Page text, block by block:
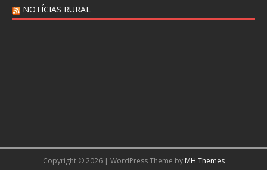
NOTÍCIAS RURAL
Copyright © 2026 | WordPress Theme by MH Themes